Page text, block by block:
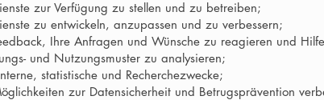
zur Verfügung zu stellen und zu betreiben;
zu entwickeln, anzupassen und zu verbessern;
Ihre Anfragen und Wünsche zu reagieren und
und Nutzungsmuster zu analysieren;
statistische und Recherchezwecke;
zur Datensicherheit und Betrugsprävention